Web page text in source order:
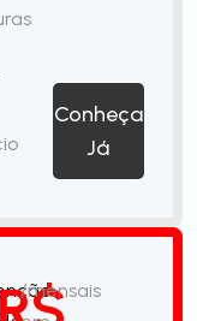
Conheça
Já
/mensais